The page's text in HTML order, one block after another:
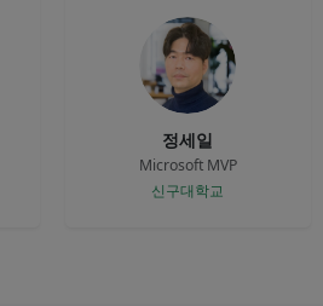
정세일
Microsoft MVP
신구대학교